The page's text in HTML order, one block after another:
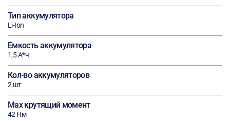
Тип аккумулятора
Li-Ion
Емкость аккумулятора
1,5 А*ч
Кол-во аккумуляторов
2 шт
Max крутящий момент
42 Нм